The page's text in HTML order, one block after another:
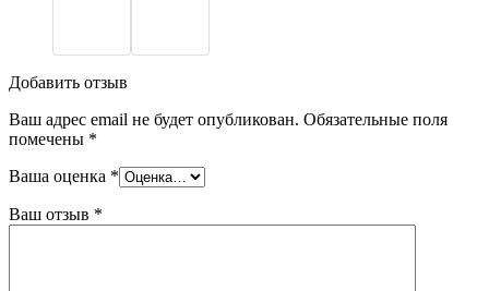
Добавить отзыв
Ваш адрес email не будет опубликован. Обязательные поля
помечены *
Ваша оценка *
Ваш отзыв *